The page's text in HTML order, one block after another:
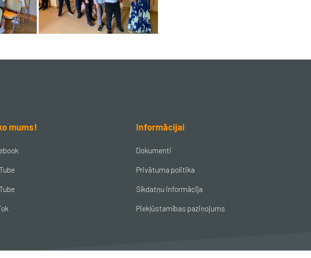
mums! Informācijai
Dokumenti
Privātuma politika
Sīkdatņu informācija
Piekļūstamības paziņojums